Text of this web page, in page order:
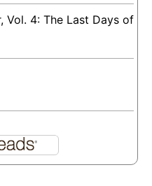
Vol. 4: The Last Days of